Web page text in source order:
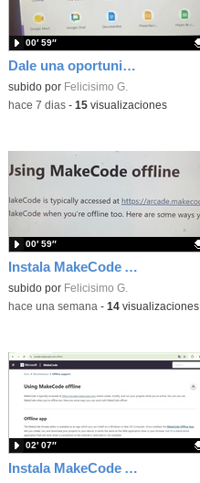
Dale una oportunidad a los Chromebooks y utiliza un proyector para realizar talleres si no tienes pantallas táctiles
Contenido educativo.
subido por Felicisimo G.
00′ 59″
-hace 7 dias- 15visualizaciones
Instala MakeCode Arcade para trabajar offline en tu tablet, ordenador, Chromebook
Contenido educativo.
subido por Felicisimo G.
00′ 59″
-hace una semana - 14visualizaciones
Instala MakeCode Arcade offline para programar grandes juegos sin necesidad de Internet
02′ 07″